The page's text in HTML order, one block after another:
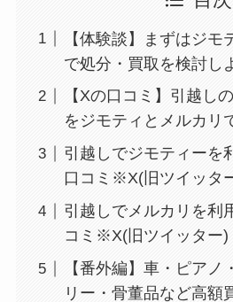
【体験談】まずはジ
で処分・買取を検討し
【Xの口コミ】引越し
をジモティとメルカリ
引越しでジモティーを
口コミ※X(旧ツイッタ
引越しでメルカリを利
コミ※X(旧ツイッター)
【番外編】車・ピアノ
リー・骨董品など高額